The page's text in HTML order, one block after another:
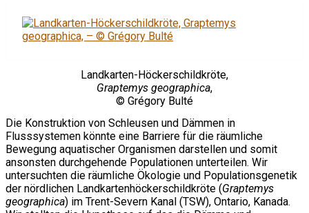
Landkarten-Höckerschildkröte,
Graptemys geographica,
© Grégory Bulté
Die Konstruktion von Schleusen und Dämmen in
Flusssystemen könnte eine Barriere für die räumliche
Bewegung aquatischer Organismen darstellen und somit
ansonsten durchgehende Populationen unterteilen. Wir
untersuchten die räumliche Ökologie und Populationsgenetik
der nördlichen Landkartenhöckerschildkröte (Graptemys
geographica) im Trent-Severn Kanal (TSW), Ontario, Kanada.